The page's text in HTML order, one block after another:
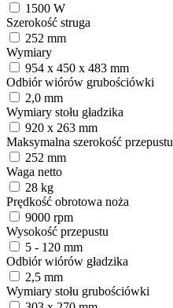
1500 W
Szerokość struga
252 mm
Wymiary
954 x 450 x 483 mm
Odbiór wiórów grubościówki
2,0 mm
Wymiary stołu gładzika
920 x 263 mm
Maksymalna szerokość przepustu
252 mm
Waga netto
28 kg
Prędkość obrotowa noża
9000 rpm
Wysokość przepustu
5 - 120 mm
Odbiór wiórów gładzika
2,5 mm
Wymiary stołu grubościówki